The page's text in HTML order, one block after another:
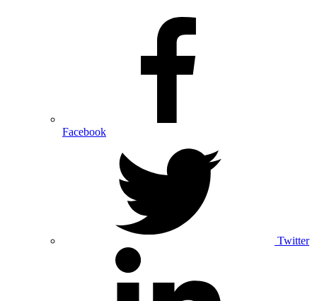
Facebook
Twitter